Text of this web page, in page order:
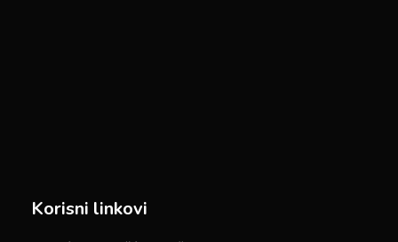
Korisni linkovi